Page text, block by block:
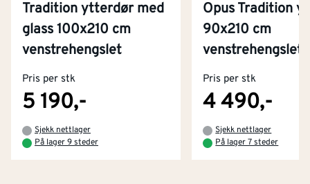
Tradition ytterdør med
glass 100x210 cm
venstrehengslet
Pris per stk
5 190,-
Sjekk nettlager
På lager 9 steder
Opus Tradition
90x210 cm
venstrehengslet
Pris per stk
4 490,-
Sjekk nettlager
På lager 7 steder
Kjøpsbetingelser
Kontakt oss
Tjenester
Montér Klubb
Om Montér
Byggevarehus og åpningstider
Prismatch